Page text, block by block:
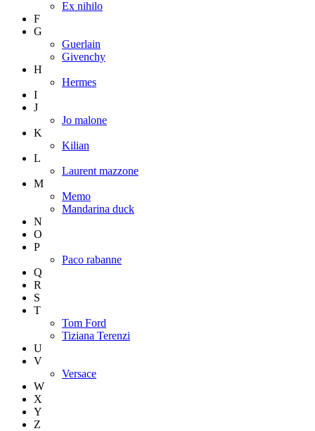
Ex nihilo
F
G
Guerlain
Givenchy
H
Hermes
I
J
Jo malone
K
Kilian
L
Laurent mazzone
M
Memo
Mandarina duck
N
O
P
Paco rabanne
Q
R
S
T
Tom Ford
Tiziana Terenzi
U
V
Versace
W
X
Y
Z